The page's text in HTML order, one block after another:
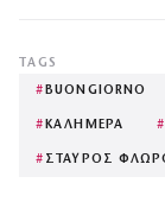
TAGS
# BUONGIORNO
# ΚΑΛΗΜΕΡΑ #
# ΣΤΑΥΡΟΣ